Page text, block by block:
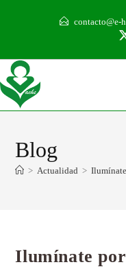
contacto@e-
Blog
> Actualidad >
Ilumínate